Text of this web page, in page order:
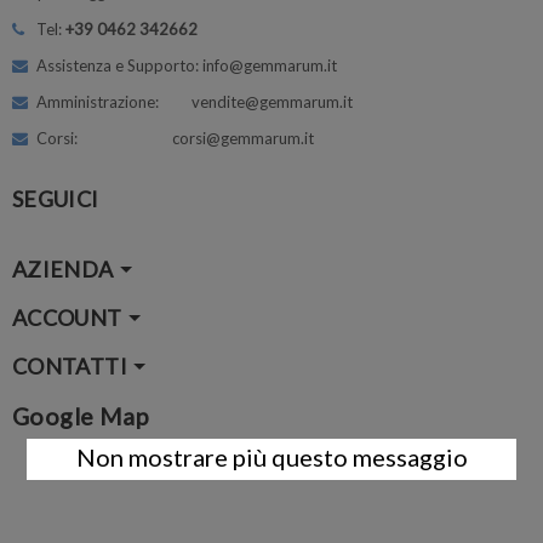
Tel:+39 0462 342662
Assistenza e Supporto: info@gemmarum.it
Amministrazione: vendite@gemmarum.it
Corsi: corsi@gemmarum.it
SEGUICI
AZIENDA
ACCOUNT
CONTATTI
Google Map
Non mostrare più questo messaggio